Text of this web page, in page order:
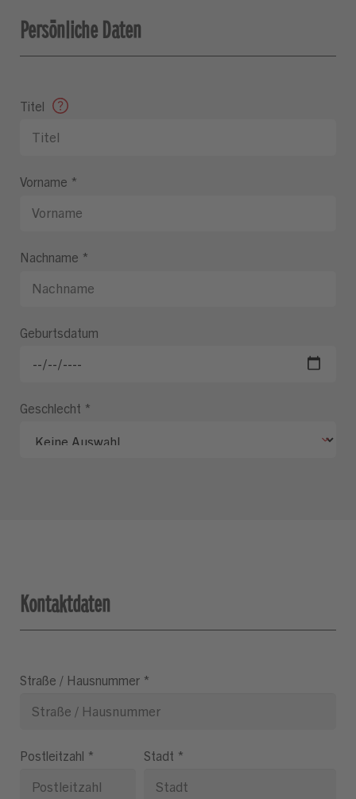
Persönliche Daten
Titel
Vorname *
Nachname *
Geburtsdatum
Geschlecht *
Kontaktdaten
Straße / Hausnummer *
Postleitzahl * Stadt *